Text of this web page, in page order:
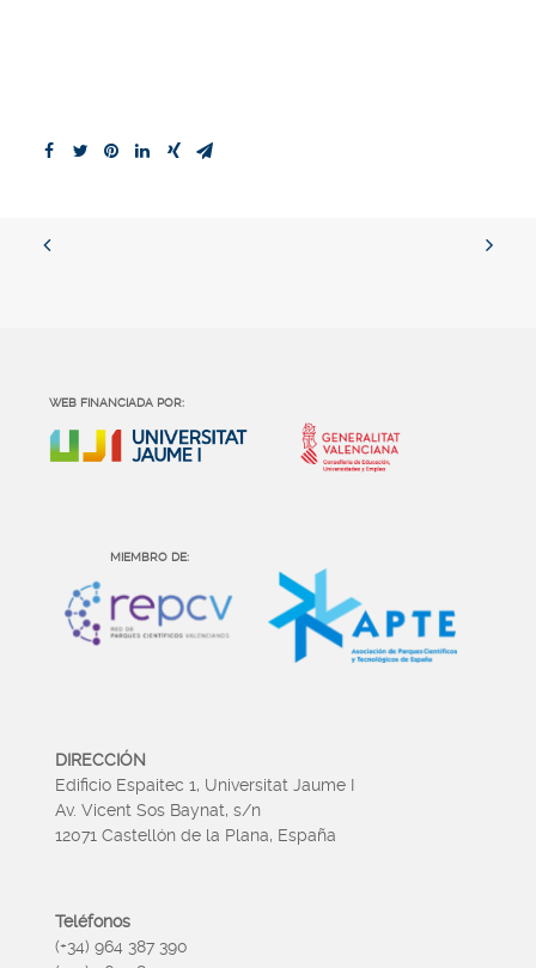
WEB FINANCIADA POR:
MIEMBRO DE:
DIRECCIÓN
Edificio Espaitec 1, Universitat Jaume I
Av. Vicent Sos Baynat, s/n
12071 Castellón de la Plana, España
Teléfonos
(+34) 964 387 390